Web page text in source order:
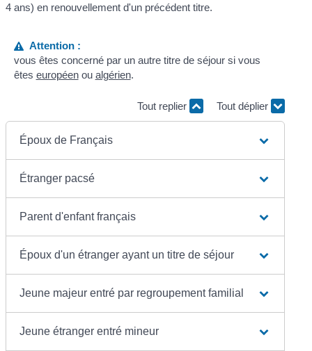
4 ans) en renouvellement d'un précédent titre.
Attention :
vous êtes concerné par un autre titre de séjour si vous
êtes européenou algérien.
Tout replier Tout déplier
Époux de Français
Étranger pacsé
Parent d'enfant français
Époux d'un étranger ayant un titre de séjour
Jeune majeur entré par regroupement familial
Jeune étranger entré mineur